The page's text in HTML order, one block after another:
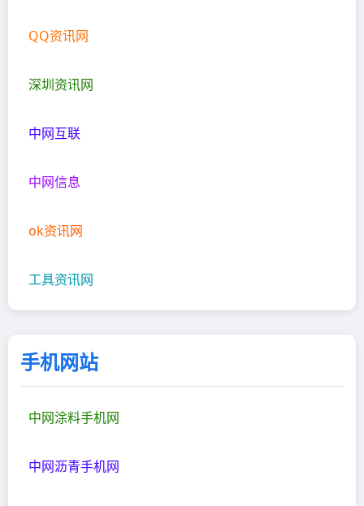
QQ资讯网
深圳资讯网
中网互联
中网信息
ok资讯网
工具资讯网
手机网站
中网涂料手机网
中网沥青手机网